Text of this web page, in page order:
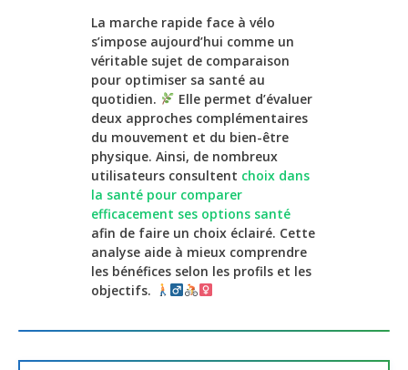
La marche rapide face à vélo
s’impose aujourd’hui comme un
véritable sujet de comparaison
pour optimiser sa santé au
quotidien.
Elle permet d’évaluer
deux approches complémentaires
du mouvement et du bien-être
physique. Ainsi, de nombreux
utilisateurs consultent choix dans
la santé pour comparer
efficacement ses options santé
afin de faire un choix éclairé. Cette
analyse aide à mieux comprendre
les bénéfices selon les profils et les
objectifs.